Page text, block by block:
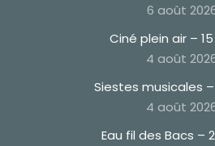
6 août
Ciné plein air –
4 août
Siestes musicales
4 août
Eau fil des Bacs –